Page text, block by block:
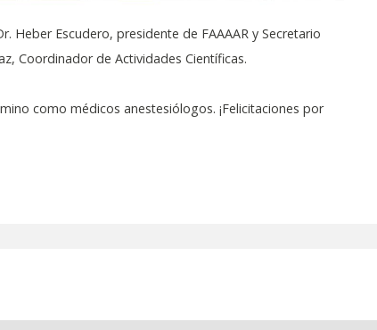
Heber Escudero, presidente de FAAAAR y Secretario
Coordinador de Actividades Científicas.
como médicos anestesiólogos. ¡Felicitaciones por